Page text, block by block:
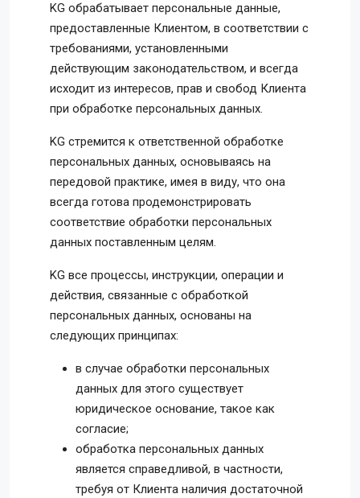
KG обрабатывает персональные данные,
предоставленные Клиентом, в соответствии с
требованиями, установленными
действующим законодательством, и всегда
исходит из интересов, прав и свобод Клиента
при обработке персональных данных.
KG стремится к ответственной обработке
персональных данных, основываясь на
передовой практике, имея в виду, что она
всегда готова продемонстрировать
соответствие обработки персональных
данных поставленным целям.
KG все процессы, инструкции, операции и
действия, связанные с обработкой
персональных данных, основаны на
следующих принципах:
в случае обработки персональных
данных для этого существует
юридическое основание, такое как
согласие;
обработка персональных данных
является справедливой, в частности,
требуя от Клиента наличия достаточной